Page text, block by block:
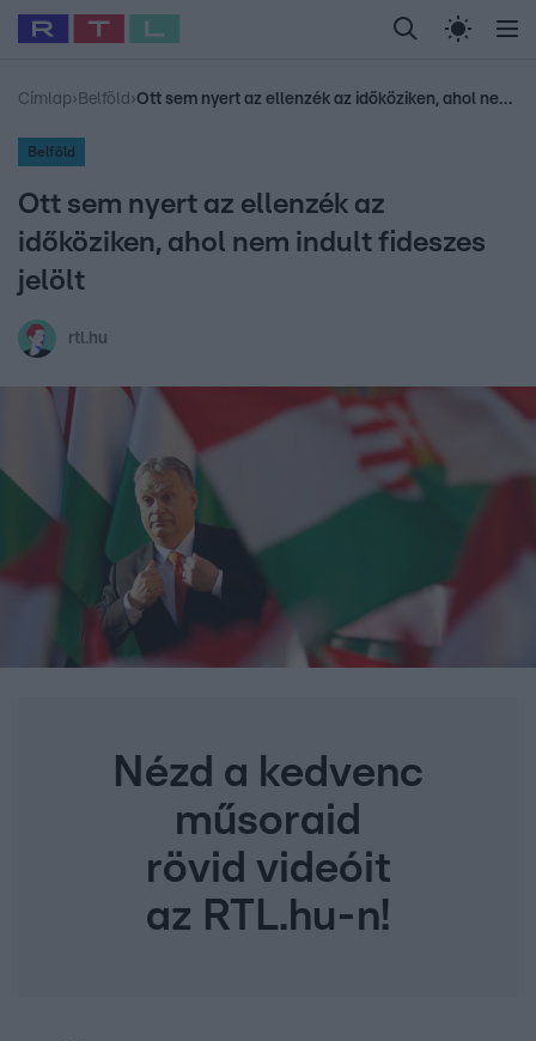
Legfrissebb RTL Híradó Randi Celeb vagyok,
Babits Marcella Most Wanted Gallusz
Címlap› Belföld › Ott sem nyert az ellenzék az időköziken, ahol nem indult fideszes jelölt
Belföld
Ott sem nyert az ellenzék az
időköziken, ahol nem indult fideszes
jelölt
rtl.hu
Nézd a kedvenc
műsoraid
rövid videóit
az RTL.hu-n!